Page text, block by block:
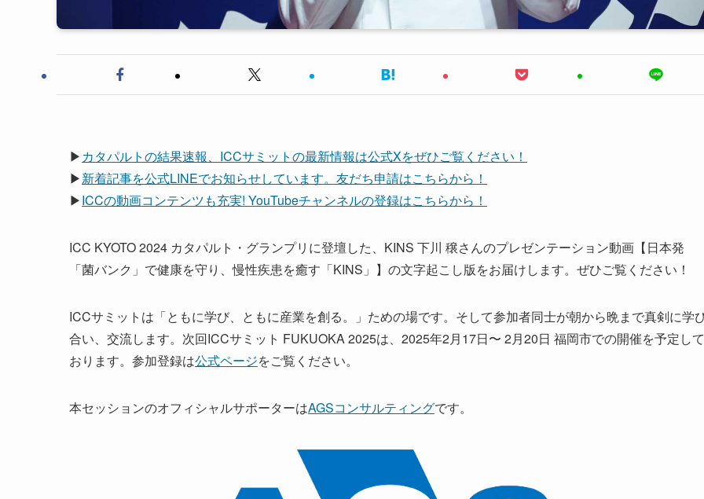
▶ カタパルトの結果速報、ICCサミットの最新情報は公式Xをぜひご覧ください！
▶新着記事を公式LINEでお知らせしています。友だち申請はこちらから！
▶ICCの動画コンテンツも充実! YouTubeチャンネルの登録はこちらから！
ICC KYOTO 2024 カタパルト・グランプリに登壇した、KINS 下川 穣さんのプレゼンテーション動画【日本発
「菌バンク」で健康を守り、慢性疾患を癒す「KINS」】の文字起こし版をお届けします。ぜひご覧ください！
ICCサミットは「ともに学び、ともに産業を創る。」ための場です。そして参加者同士が朝から晩まで真剣に学
合い、交流します。次回ICCサミット FUKUOKA 2025は、2025年2月17日〜 2月20日 福岡市での開催を予定して
おります。参加登録は公式ページをご覧ください。
本セッションのオフィシャルサポーターはAGSコンサルティングです。